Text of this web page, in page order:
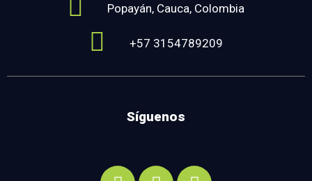
Popayán, Cauca, Colombia
+57 3154789209
Síguenos